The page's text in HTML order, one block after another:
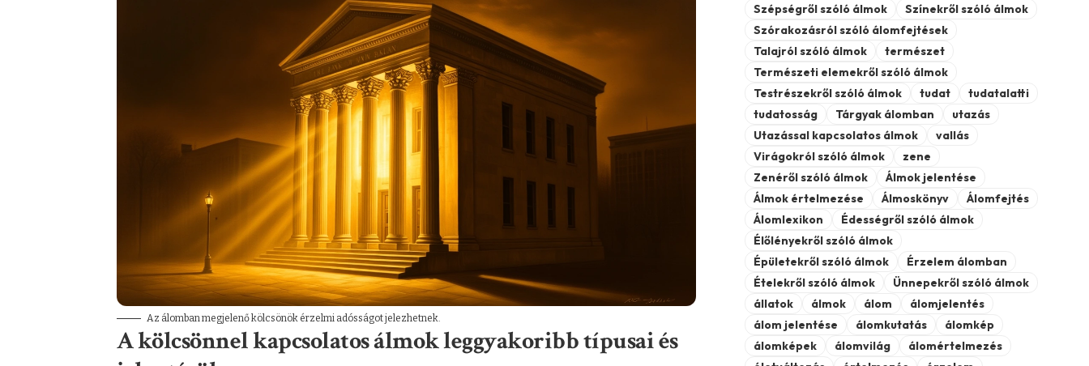
Az álomban megjelenő kölcsönök érzelmi adósságot jelezhetnek.
A kölcsönnel kapcsolatos álmok leggyakoribb típusai és
Szépségről szóló álmok
Színekről szóló álmok
Szórakozásról szóló álomfejtések
Talajról szóló álmok
természet
Természeti elemekről szóló álmok
Testrészekről szóló álmok
tudat
tudatalatti
tudatosság
Tárgyak álomban
utazás
Utazással kapcsolatos álmok
vallás
Virágokról szóló álmok
zene
Zenéről szóló álmok
Álmok jelentése
Álmok értelmezése
Álmoskönyv
Álomfejtés
Álomlexikon
Édességről szóló álmok
Élőlényekről szóló álmok
Épületekről szóló álmok
Érzelem álomban
Ételekről szóló álmok
Ünnepekről szóló álmok
állatok
álmok álom
álomjelentés
álom jelentése
álomkutatás
álomkép
álomképek
álomvilág
álomértelmezés